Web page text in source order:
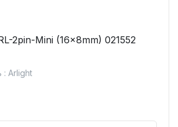
2pin-Mini (16x8mm) 021552
: Arlight